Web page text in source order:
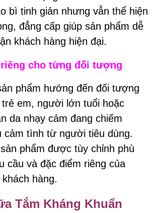
bì tinh giản nhưng vẫn thể hiện
đẳng cấp giúp sản phẩm dễ
khách hàng hiện đại.
cho từng đối tượng
phẩm hướng đến đối tượng
em, người lớn tuổi hoặc
da nhạy cảm đang chiếm
cảm tình từ người tiêu dùng.
phẩm được tùy chỉnh phù
cầu và đặc điểm riêng của
hàng.
Tắm Kháng Khuẩn